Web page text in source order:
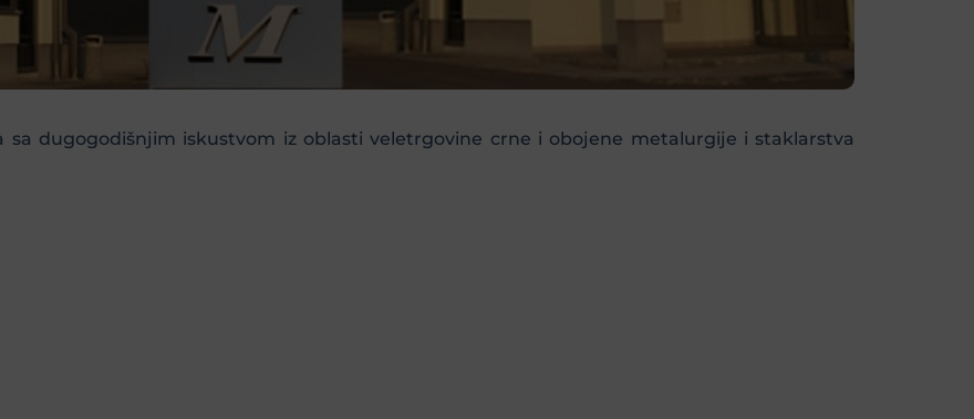
dugogodišnjim iskustvom iz oblasti veletrgovine crne i obojene metalurgije i staklarstva